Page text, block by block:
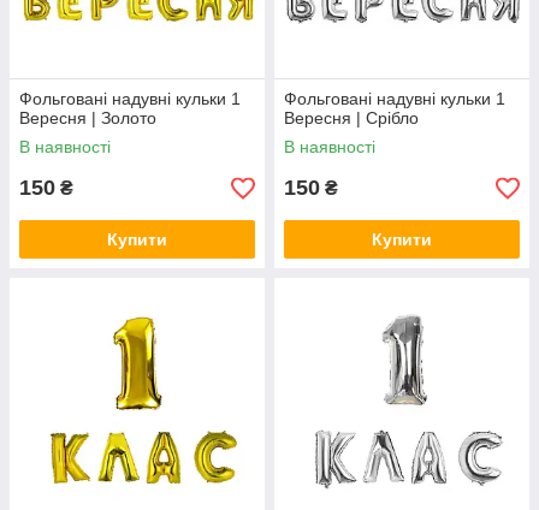
Фольговані надувні кульки 1
Вересня | Золото
В наявності
150 ₴
Купити
Фольговані надувні кульки 1
Вересня | Срібло
В наявності
150 ₴
Купити